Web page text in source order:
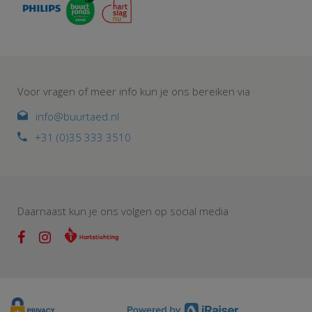
Voor vragen of meer info kun je ons bereiken via
info@buurtaed.nl
+31 (0)35 333 3510
Daarnaast kun je ons volgen op social media